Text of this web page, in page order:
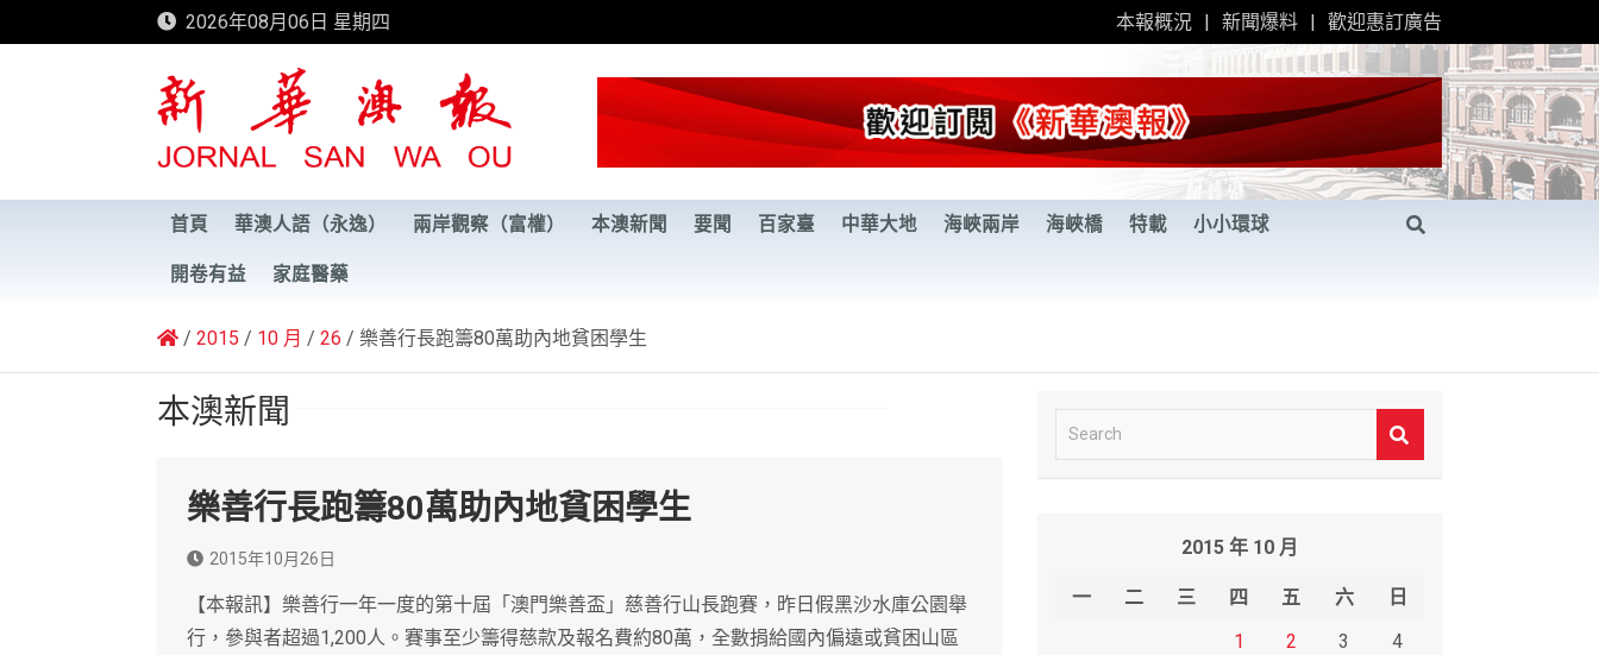
to
2026年08月06日 星期四 本報概況 新聞爆料 歡迎惠訂廣告
新華澳報
首頁 華澳人語（永逸） 兩岸觀察（富權） 本澳新聞 要聞 百家臺 中華大地 海峽兩岸 海峽橋 特載 小小環球
開卷有益 家庭醫藥
2015 10 月 26 樂善行長跑籌80萬助內地貧困學生
本澳新聞
樂善行長跑籌80萬助內地貧困學生
2015年10月26日
【本報訊】樂善行一年一度的第十屆「澳門樂善盃」慈善行山長跑賽，昨日假黑沙水庫公園舉
行，參與者超過1,200人。賽事至少籌得慈款及報名費約80萬，全數捐給國內偏遠或貧困山區
e
2015 年 10 月
一 二 三 四 五 六
日
1
2 3
4